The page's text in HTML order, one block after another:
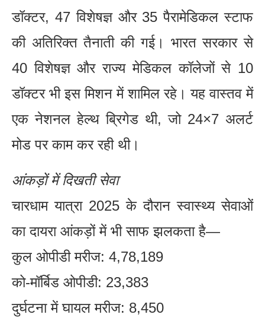
डॉक्टर, 47 विशेषज्ञ और 35 पैरामेडिकल स्टाफ
की अतिरिक्त तैनाती की गई। भारत सरकार से
40 विशेषज्ञ और राज्य मेडिकल कॉलेजों से 10
डॉक्टर भी इस मिशन में शामिल रहे। यह वास्तव में
एक नेशनल हेल्थ ब्रिगेड थी, जो 24×7 अलर्ट
मोड पर काम कर रही थी।
आंकड़ों में दिखती सेवा
चारधाम यात्रा 2025 के दौरान स्वास्थ्य सेवाओं
का दायरा आंकड़ों में भी साफ झलकता है—
कुल ओपीडी मरीज: 4,78,189
को-मॉर्बिड ओपीडी: 23,383
दुर्घटना में घायल मरीज: 8,450